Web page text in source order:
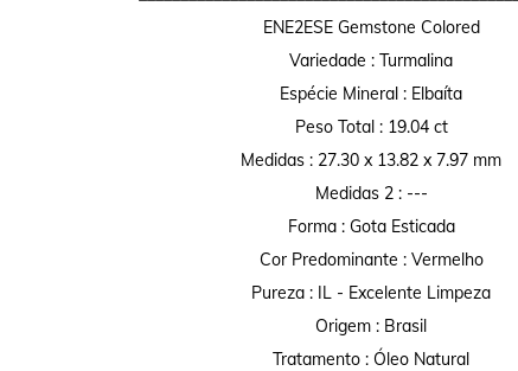
ENE2ESE Gemstone Colored
Variedade : Turmalina
Espécie Mineral : Elbaíta
Peso Total : 19.04 ct
Medidas : 27.30 x 13.82 x 7.97 mm
Medidas 2 : ---
Forma : Gota Esticada
Cor Predominante : Vermelho
Pureza : IL - Excelente Limpeza
Origem : Brasil
Tratamento : Óleo Natural